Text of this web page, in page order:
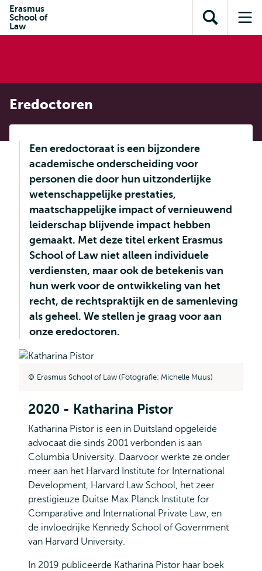
inhoud
Direct naar
subnavigatie
Erasmus
School of
Law
Toon
zoekveld
Eredoctoren
Een eredoctoraat is een bijzondere
academische onderscheiding voor
personen die door hun uitzonderlijke
wetenschappelijke prestaties,
maatschappelijke impact of vernieuwend
leiderschap blijvende impact hebben
gemaakt. Met deze titel erkent Erasmus
School of Law niet alleen individuele
verdiensten, maar ook de betekenis van
hun werk voor de ontwikkeling van het
recht, de rechtspraktijk en de samenleving
als geheel. We stellen je graag voor aan
onze eredoctoren.
Erasmus School of Law (Fotografie: Michelle Muus)
2020 - Katharina Pistor
Katharina Pistor is een in Duitsland opgeleide
advocaat die sinds 2001 verbonden is aan
Columbia University. Daarvoor werkte ze onder
meer aan het Harvard Institute for International
Development, Harvard Law School, het zeer
prestigieuze Duitse Max Planck Institute for
Comparative and International Private Law, en
de invloedrijke Kennedy School of Government
van Harvard University.
In 2019 publiceerde Katharina Pistor haar boek